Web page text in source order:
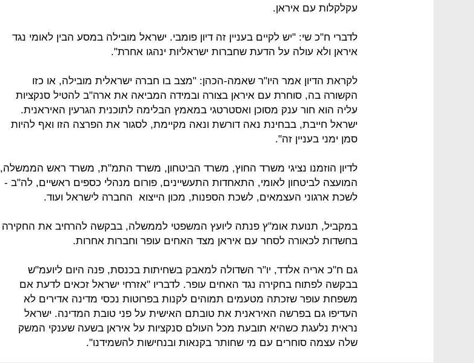
עקלקלות עם איראן.
לדברי ח"כ שי: "יש לקיים בעניין זה דיון פומבי. ישראל מובילה במסע הבין לאומי נגד
איראן ולא עולה על הדעת שחברות ישראליות ינהגו אחרת".
לקראת הדיון אמר היו"ר שאמה-הכהן: "מצב בו חברה ישראלית מובילה, או כזו
הקשורה בה, סוחרת עם איראן בצורה ובמידה המביאה את ארה"ב להטיל סנקציות
עליה הוא חור ענק מסוכן ואסטרטגי במאמץ הבלימה לתוכנית הגרעין האיראנית.
ישראל חייבת, בבחינת נאה דורשת ונאה מקיימת, לסגור את הפרצה הזו ואף להיות
סמן ימני בעניין זה".
לדיון הוזמנו נציגי משרד החוץ, משרד הביטחון, משרד התמ"ת, משרד ראש הממשלה,
המועצה לביטחון לאומי, התאחדות התעשיינים, פורום מנהלי כספים ראשיים, לה"ב -
לשכת ארגוני העצמאים, לשכת הספנות, מכון הייצוא החברה לישראל ועוד.
במקביל, תנועת אומ"ץ פנתה ליועץ המשפטי לממשלה, בבקשה להרחיב את החקירה
בחשדות לכאורה לסחר עם איראן מצד האחים עופר וחברות אחרות.
גם ח"כ אריה אלדד, יו"ר השדולה למאבק בשחיתות בכנסת, פנה היום ליועמ"ש
בבקשה לפתוח בחקירה נגד האחים עופר. לדבריו "אזרחי ישראל זכאים לדעת אם
משפחת עופר שזכתה מטעמים תמוהים לקנות בפרוטות נכסי מדינה אדירים לא
העדיפו גם בפרשה האיראנית את טובתם האישית על פני טובת המדינה. ישראל
נראית נלעגת כשהיא תובעת מכל העולם סנקציות על איראן בשעה שענקי המשק
שלה עצמה סוחרים עם מי שחותר בקנאות ובנחישות להשמידנו".